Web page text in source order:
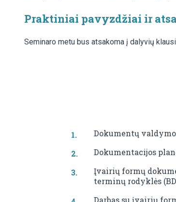
Praktiniai pavyzdžiai ir
Seminaro metu bus atsakoma į dalyvių
Dokumentų
Dokumentacijos
Įvairių formų
terminų rodyklės
Darbas su įvairių